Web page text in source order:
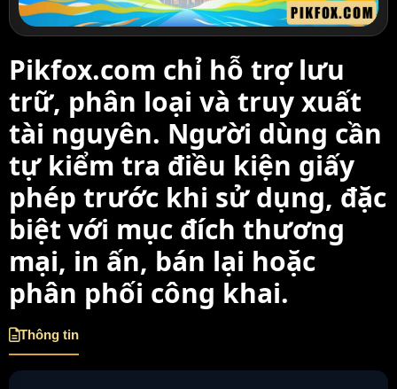
Pikfox.com chỉ hỗ trợ lưu
trữ, phân loại và truy xuất
tài nguyên. Người dùng cần
tự kiểm tra điều kiện giấy
phép trước khi sử dụng, đặc
biệt với mục đích thương
mại, in ấn, bán lại hoặc
phân phối công khai.
Thông tin